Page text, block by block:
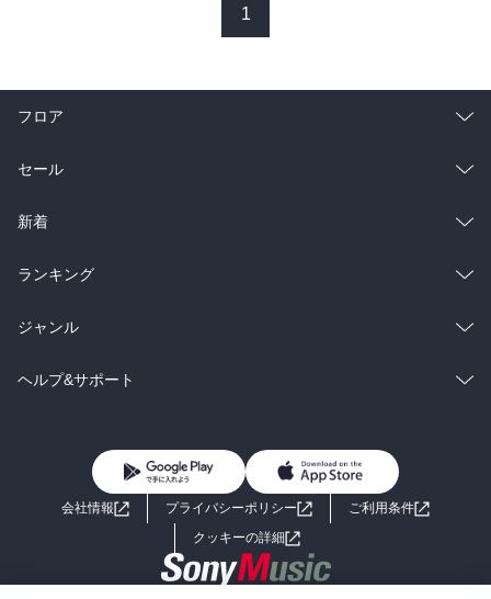
1
フロア
総合
ラノベ
雑誌・グラビア
BL・TL
セール
総合
ラノベ
雑誌・グラビア
BL・TL
新着
総合
ラノベ
雑誌・グラビア
ランキング
総合
ラノベ
ジャンル
コミック
ライトノベル 男子向けラノベ
小説
海外小説
ヘルプ&サポート
よくあるご質問 お問い合わせ
会社情報 プライバシーポリシー
ご利用条件
クッキーの詳細